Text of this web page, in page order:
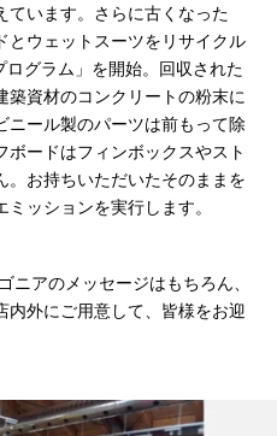
ています。さらに古くなった
とウェットスーツをリサイクル
グラム」を開始。回収された
資材のコンクリートの粉末に
ニール製のパーツは前もって除
ードはフィンボックスやスト
。お持ちいただいたそのままを
ッションを実行します。
ニアのメッセージはもちろん、
外にご用意して、皆様をお迎